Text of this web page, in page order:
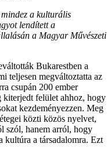
a kulturális
lendített a
a Magyar Művészeti
Bukarestben a
teljesen megváltoztatta az
csupán 200 ember
kiterjedt felület ahhoz, hogy
kezdeményezzen. Meg
közti közös nyelvet,
szól, hanem arról, hogy
kultúra a társadalomra. Ezt